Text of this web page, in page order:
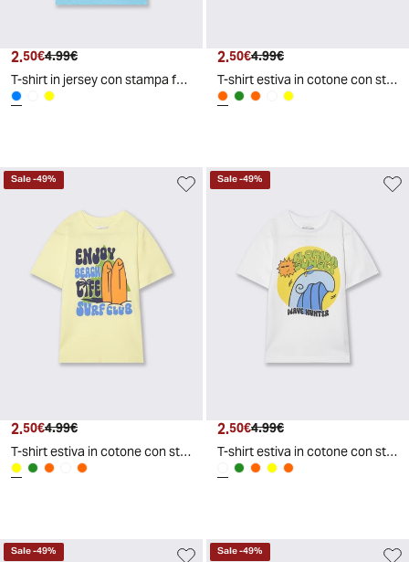
Prezzo attuale
2.50€ Prezzo originale
4.99€
T-shirt in jersey con stampa fotografica - Azzurro
Prezzo attuale
2.50€ Prezzo originale
4.99€
T-shirt estiva in cotone con stampa - Pesca
Sale-49%
Prezzo attuale
2.50€ Prezzo originale
4.99€
T-shirt estiva in cotone con stampa - Giallo
Sale-49%
Prezzo attuale
2.50€ Prezzo originale
4.99€
T-shirt estiva in cotone con stampa - Bianco
Sale-49% Sale-49%